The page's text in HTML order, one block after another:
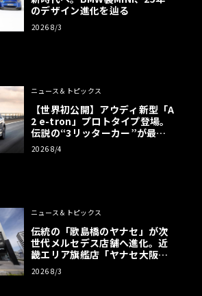
のデザイン進化を辿る
2026 8/3
ニュース＆トピックス
【世界初公開】アウディ新型「A
2 e-tron」プロトタイプ登場。
伝説の“3リッターカー”が最高
効率エントリーBEVとして復活
【画像38枚】
2026 8/4
ニュース＆トピックス
伝統の「歌島橋のヤナセ」が次
世代メルセデス店舗へ進化。近
畿エリア旗艦店「ヤナセ大阪支
店」がリニューアル
2026 8/3